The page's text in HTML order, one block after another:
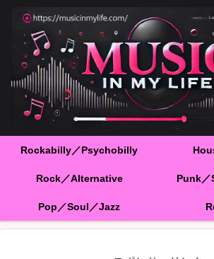
Rockabilly／Psychobilly
Rock／Alternative Punk／
Pop／Soul／Jazz